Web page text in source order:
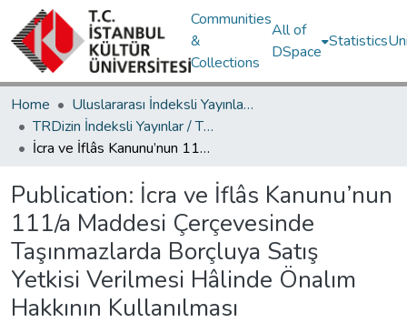
Communities
&
Collections
All of
DSpace
Statistics
Home
Uluslararası İndeksli Yayınlar / International Indexed Publications
TRDizin İndeksli Yayınlar / TRDizin Indexed Publications
İcra ve İflâs Kanunu’nun 111/a Maddesi Çerçevesinde Taşınmazlarda Borçluya Satış Yetkisi Verilmesi Hâlinde Önalım Hakkının Kullanılması
Publication: İcra ve İflâs Kanunu’nun
111/a Maddesi Çerçevesinde
Taşınmazlarda Borçluya Satış
Yetkisi Verilmesi Hâlinde Önalım
Hakkının Kullanılması